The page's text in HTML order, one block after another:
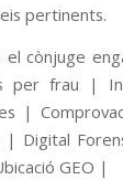
pertinents.
cònjuge
per frau |
|
| Digital
GEO |